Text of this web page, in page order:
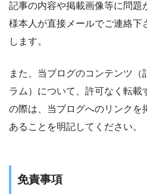
記事の内容や掲載画像等に問題
様本人が直接メールでご連絡下
します。
また、当ブログのコンテンツ
ラム）について、許可なく転載
の際は、当ブログへのリンクを
あることを明記してください。
免責事項